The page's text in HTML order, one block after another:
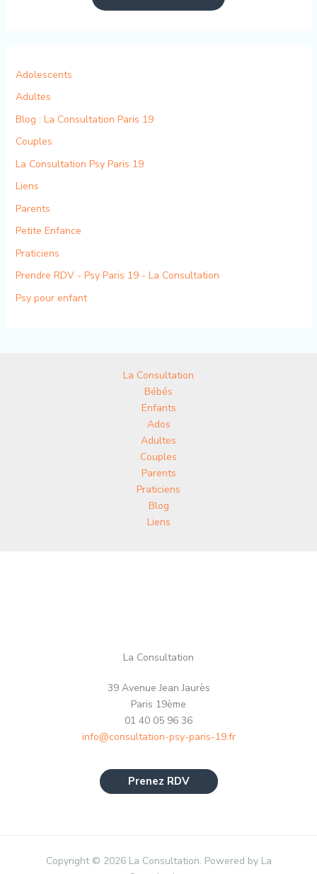
Adolescents
Adultes
Blog : La Consultation Paris 19
Couples
La Consultation Psy Paris 19
Liens
Parents
Petite Enfance
Praticiens
Prendre RDV - Psy Paris 19 - La Consultation
Psy pour enfant
La Consultation
Bébés
Enfants
Ados
Adultes
Couples
Parents
Praticiens
Blog
Liens
La Consultation
39 Avenue Jean Jaurès
Paris 19ème
01 40 05 96 36
info@consultation-psy-paris-19.fr
Prenez RDV
Copyright © 2026 La Consultation. Powered by La